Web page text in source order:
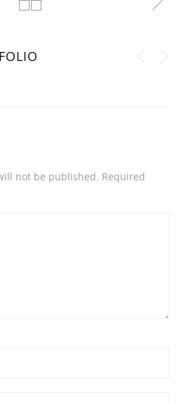
not be published. Required